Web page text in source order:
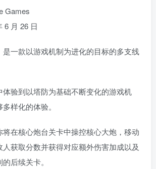
Games
6 月 26 日
是一款以游戏机制为进化的目标的多支线
验到以塔防为基础不断变化的游戏机
样化的体验。
在核心炮台关卡中操控核心大炮，移动
获取分数并获得对应额外伤害加成以及
后续关卡。